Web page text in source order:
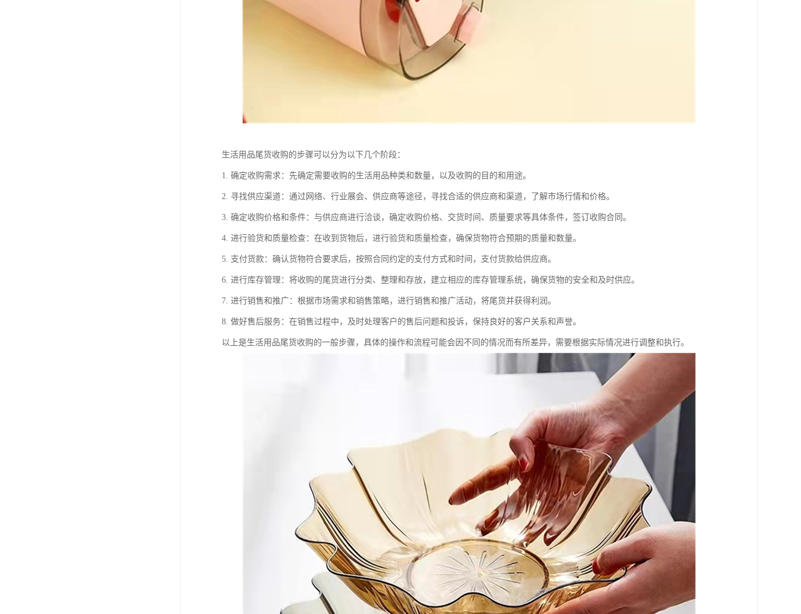
生活用品尾货收购的步骤可以分为以下几个阶段：
1. 确定收购需求：先确定需要收购的生活用品种类和数量，以及收购的目的和用途。
2. 寻找供应渠道：通过网络、行业展会、供应商等途径，寻找合适的供应商和渠道，了解市场行情和价格。
3. 确定收购价格和条件：与供应商进行洽谈，确定收购价格、交货时间、质量要求等具体条件，签订收购合同。
4. 进行验货和质量检查：在收到货物后，进行验货和质量检查，确保货物符合预期的质量和数量。
5. 支付货款：确认货物符合要求后，按照合同约定的支付方式和时间，支付货款给供应商。
6. 进行库存管理：将收购的尾货进行分类、整理和存放，建立相应的库存管理系统，确保货物的安全和及时供应。
7. 进行销售和推广：根据市场需求和销售策略，进行销售和推广活动，将尾货并获得利润。
8. 做好售后服务：在销售过程中，及时处理客户的售后问题和投诉，保持良好的客户关系和声誉。
以上是生活用品尾货收购的一般步骤，具体的操作和流程可能会因不同的情况而有所差异，需要根据实际情况进行调整和执行。